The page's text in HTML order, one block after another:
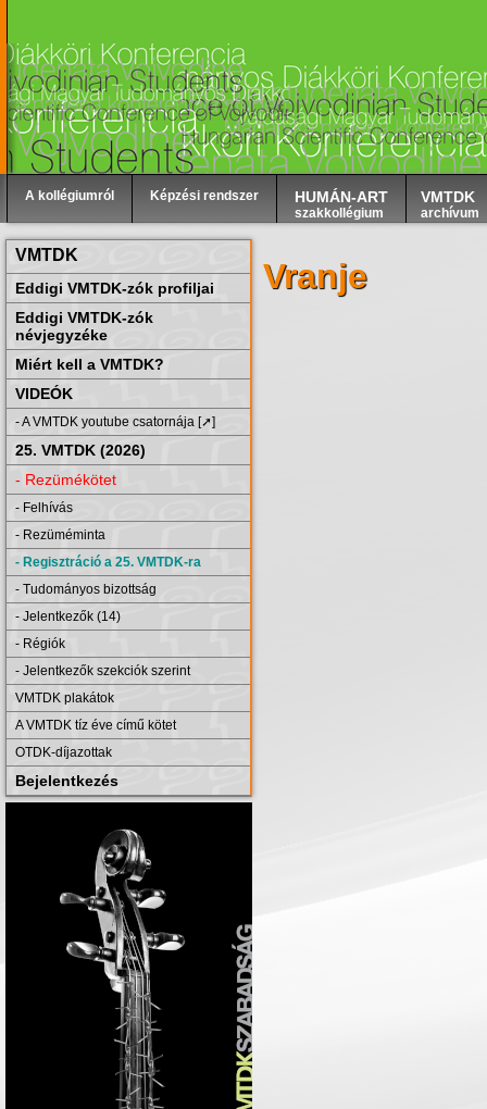
A kollégiumról Képzési rendszer HUMÁN-ART
szakkollégium
VMTDK
archívum
VMTDK
Eddigi VMTDK-zók profiljai
Eddigi VMTDK-zók
névjegyzéke
Miért kell a VMTDK?
VIDEÓK
- A VMTDK youtube csatornája [➚]
25. VMTDK (2026)
- Rezümékötet
- Felhívás
- Rezüméminta
- Regisztráció a 25. VMTDK-ra
- Tudományos bizottság
- Jelentkezők (14)
- Régiók
- Jelentkezők szekciók szerint
VMTDK plakátok
A VMTDK tíz éve című kötet
OTDK-díjazottak
Bejelentkezés
Vranje